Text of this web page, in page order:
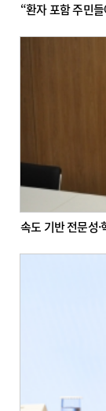
“환자 포함 주민
속도 기반 전문성·